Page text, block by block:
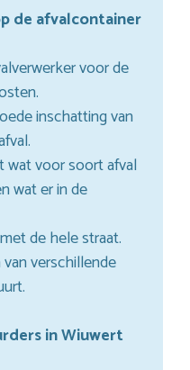
de afvalcontainer
voor de
inschatting van
wat voor soort afval
wat er in de
de hele straat.
verschillende
in Wiuwert